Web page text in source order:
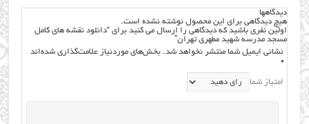
دیدگاهها
هیچ دیدگاهی برای این محصول نوشته نشده است.
اولین نفری باشید که دیدگاهی را ارسال می کنید برای “دانلود نقشه های کامل
مسجد مدرسه شهید مطهری تهران”
نشانی ایمیل شما منتشر نخواهد شد. بخش‌های موردنیاز علامت‌گذاری شده‌اند
*
امتیاز شما